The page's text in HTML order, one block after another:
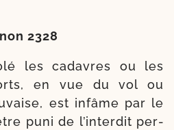
2328
les cadavres ou les
en vue du vol ou
est infâme par le
puni de l’interdit per­